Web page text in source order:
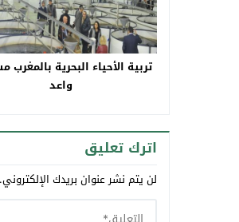
تربية الأحياء البحرية بالمغرب
واعد
اترك تعليق
لن يتم نشر عنوان بريدك الإلكتروني.